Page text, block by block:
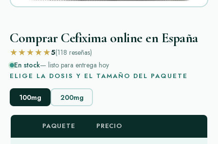
Comprar Cefixima online en España
★★★★★5(118 reseñas)
En stock— listo para entrega hoy
ELIGE LA DOSIS Y EL TAMAÑO DEL PAQUETE
100mg 200mg
PAQUETE PRECIO